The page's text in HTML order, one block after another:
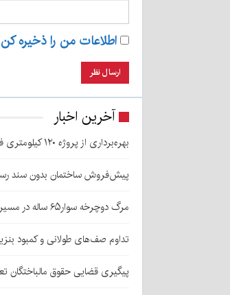
اطلاعات من را ذخیره کن
آخرین اخبار
بهره‌برداری از پروژه ۱۲۰ کیلومتری فیبرنوری روستایی در قلعه‌گنج
پیش‌فروش ساختمان بدون سند
مرگ دوچرخه سوار۶۵ ساله در مسیر باغین
تداوم صف‌های طولانی و کمبود
پیگیری قضایی حقوق مالباختگان